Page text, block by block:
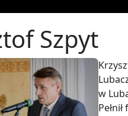
Szpyt
w